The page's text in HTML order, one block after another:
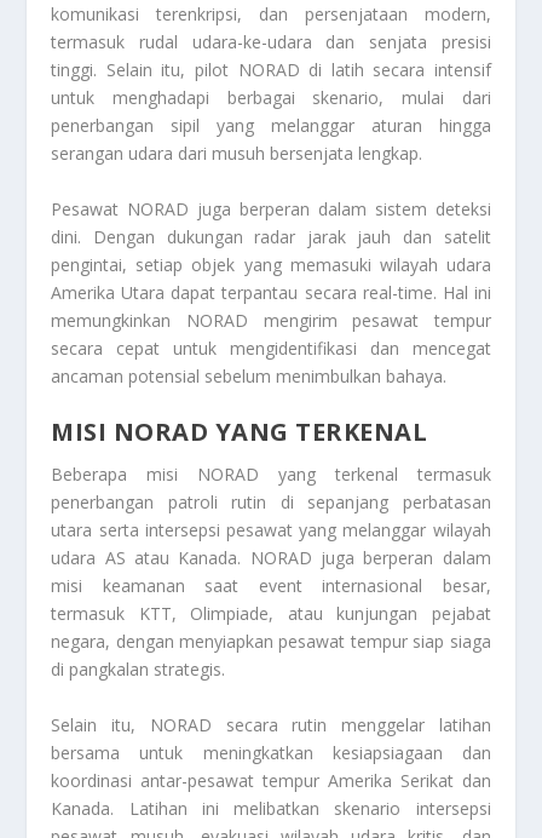
komunikasi terenkripsi, dan persenjataan modern,
termasuk rudal udara-ke-udara dan senjata presisi
tinggi. Selain itu, pilot NORAD di latih secara intensif
untuk menghadapi berbagai skenario, mulai dari
penerbangan sipil yang melanggar aturan hingga
serangan udara dari musuh bersenjata lengkap.
Pesawat NORAD juga berperan dalam sistem deteksi
dini. Dengan dukungan radar jarak jauh dan satelit
pengintai, setiap objek yang memasuki wilayah udara
Amerika Utara dapat terpantau secara real-time. Hal ini
memungkinkan NORAD mengirim pesawat tempur
secara cepat untuk mengidentifikasi dan mencegat
ancaman potensial sebelum menimbulkan bahaya.
MISI NORAD YANG TERKENAL
Beberapa misi NORAD yang terkenal termasuk
penerbangan patroli rutin di sepanjang perbatasan
utara serta intersepsi pesawat yang melanggar wilayah
udara AS atau Kanada. NORAD juga berperan dalam
misi keamanan saat event internasional besar,
termasuk KTT, Olimpiade, atau kunjungan pejabat
negara, dengan menyiapkan pesawat tempur siap siaga
di pangkalan strategis.
Selain itu, NORAD secara rutin menggelar latihan
bersama untuk meningkatkan kesiapsiagaan dan
koordinasi antar-pesawat tempur Amerika Serikat dan
Kanada. Latihan ini melibatkan skenario intersepsi